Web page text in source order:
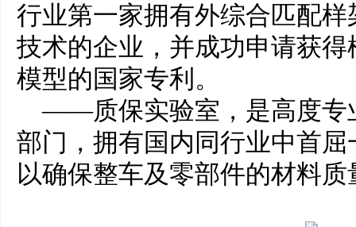
行业第一家拥有外综合匹配
技术的企业，并成功申请获
模型的国家专利。
——质保实验室，是高度专
部门，拥有国内同行业中首
以确保整车及零部件的材料